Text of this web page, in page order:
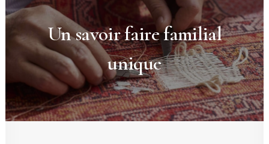
Un savoir faire familial
unique